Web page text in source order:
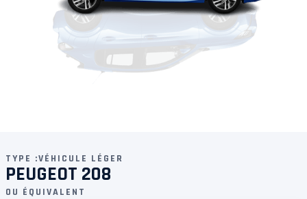
TYPE :VÉHICULE LÉGER
PEUGEOT 208
OU ÉQUIVALENT